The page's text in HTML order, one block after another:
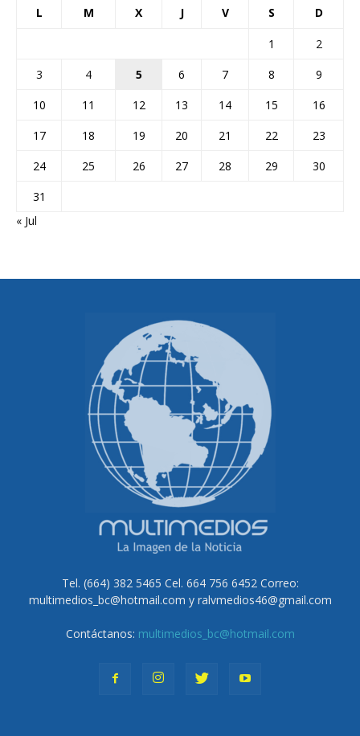
L M X J V S D
1
2
3
4 5 6 7 8
9
10
11 12 13 14 15
16
17
18 19 20 21 22
23
24
25 26 27 28 29
30
31
« Jul
Tel. (664) 382 5465 Cel. 664 756 6452 Correo:
multimedios_bc@hotmail.com y ralvmedios46@gmail.com
Contáctanos: multimedios_bc@hotmail.com